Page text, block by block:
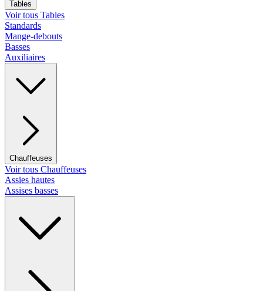
Tables
Voir tous Tables
Standards
Mange-debouts
Basses
Auxiliaires
Chauffeuses
Voir tous Chauffeuses
Assies hautes
Assises basses